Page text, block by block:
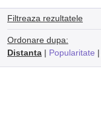
Filtreaza rezultatele
Ordonare dupa:
Distanta| Popularitate |